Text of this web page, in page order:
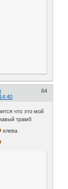
64
что это мой
трамб
клева